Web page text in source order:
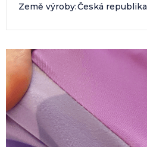
Země výroby:Česká republika